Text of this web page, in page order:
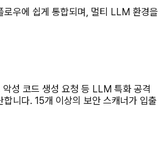
로우에 쉽게 통합되며, 멀티 LLM 환경을
성 코드 생성 요청 등 LLM 특화 공격
니다. 15개 이상의 보안 스캐너가 입출